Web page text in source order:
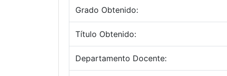
Grado Obtenido:
Título Obtenido:
Departamento Docente: